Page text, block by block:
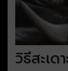
วิธีสะเด